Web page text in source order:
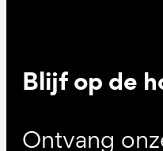
Blijf op de
Ontvang